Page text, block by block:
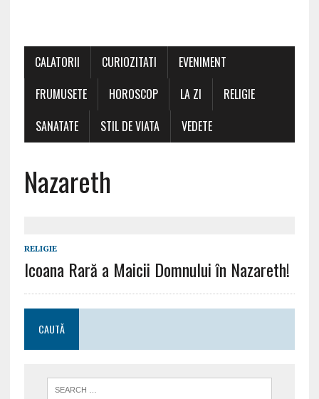
CALATORII CURIOZITATI
EVENIMENT
FRUMUSETE
HOROSCOP LA ZI
RELIGIE
SANATATE
STIL DE VIATA VEDETE
Nazareth
RELIGIE
Icoana Rară a Maicii Domnului în Nazareth!
CAUTĂ